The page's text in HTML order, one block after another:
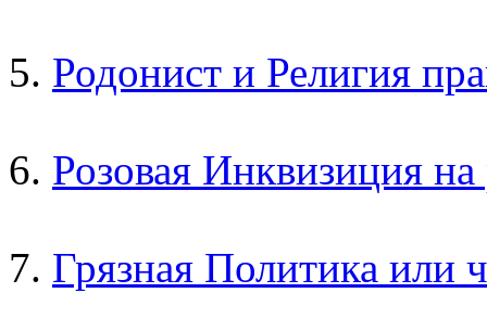
5. Родонист и Религия
6. Розовая Инквизиция на
7. Грязная Политика или